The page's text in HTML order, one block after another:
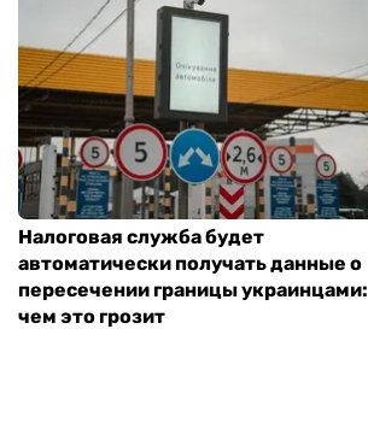
Налоговая служба будет
автоматически получать данные о
пересечении границы украинцами:
чем это грозит